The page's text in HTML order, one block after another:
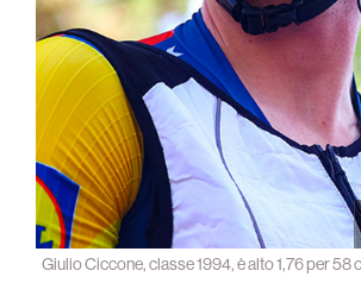
Giulio Ciccone, classe 1994, è alto 1,76 per 58